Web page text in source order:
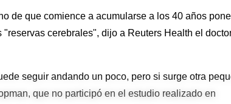
de que comience a acumularse a los 40 años
cerebrales", dijo a Reuters Health el
seguir andando un poco, pero si surge otra
que no participó en el estudio realizado en